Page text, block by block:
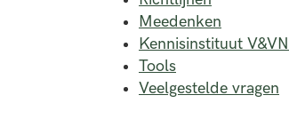
Meedenken
Kennisinstituut V&VN
Tools
Veelgestelde vragen